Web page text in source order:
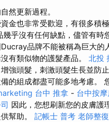
然更新過程。
金也非常受歡迎，有很多積
幾乎沒有任何缺點，儘管有時
品牌不能被稱為巨大的
有類似物的護髮產品。 北投
強頭髮，刺激頭髮生長並防
的組成都盡可能多地考慮。
台中 推拿 - 台中按
因此，您想刷新您的皮膚護
幫助。 記帳士 普考 老師整